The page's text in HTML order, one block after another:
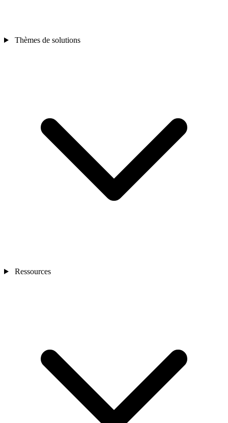
Thèmes de solutions
Ressources